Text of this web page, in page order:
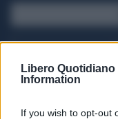
Libero Quotidiano
Information
If you wish to opt-out